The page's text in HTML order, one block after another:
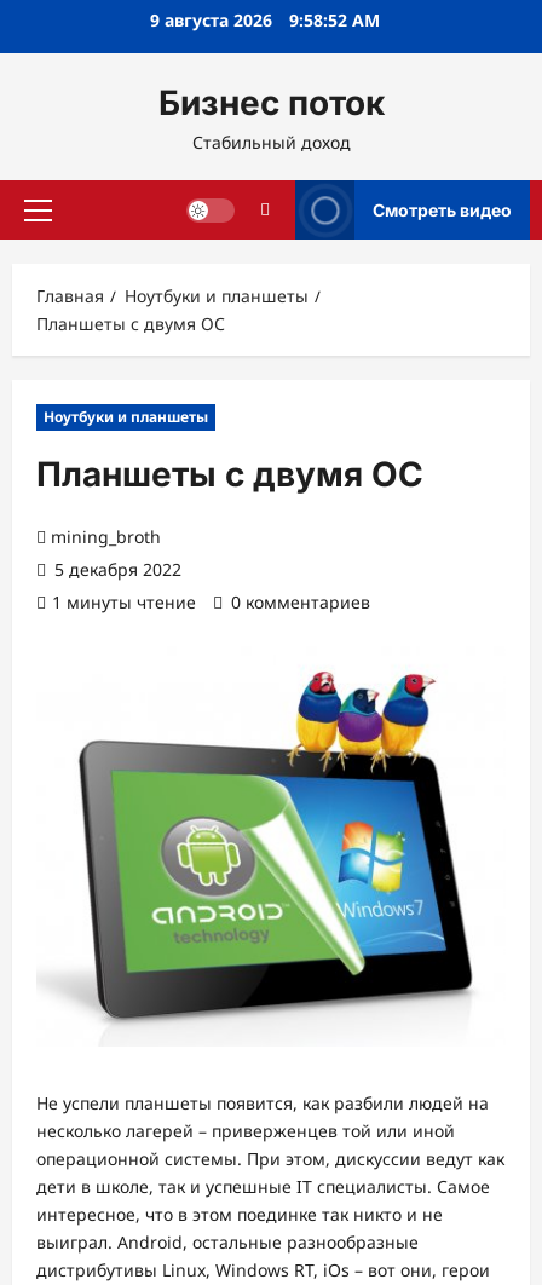
9 августа 2026 9:58:53 AM
Бизнес поток
Стабильный доход
Основное
Смотреть видео
Главная
Ноутбуки и планшеты
Планшеты с двумя ОС
Ноутбуки и планшеты
Планшеты с двумя ОС
mining_broth
5 декабря 2022
1 минуты чтение
0 комментариев
Не успели планшеты появится, как разбили людей на
несколько лагерей – приверженцев той или иной
операционной системы. При этом, дискуссии ведут как
дети в школе, так и успешные IT специалисты. Самое
интересное, что в этом поединке так никто и не
выиграл. Android, остальные разнообразные
дистрибутивы Linux, Windows RT, iOs – вот они, герои